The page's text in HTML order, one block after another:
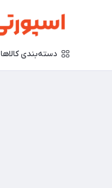
دسته‌بندی کالاها